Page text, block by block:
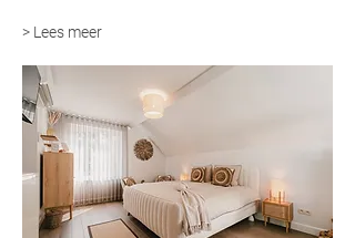
> Lees meer